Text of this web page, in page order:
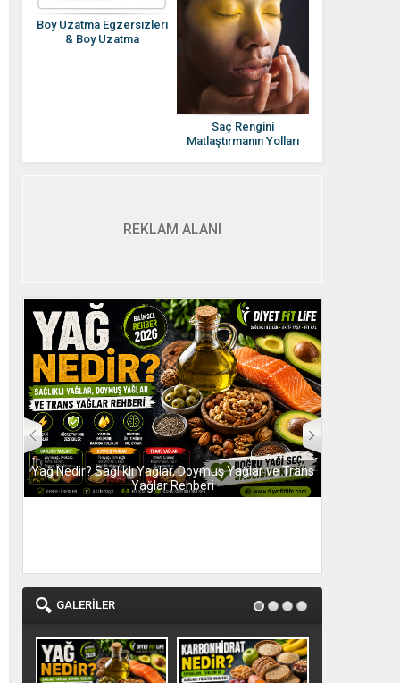
Boy Uzatma Egzersizleri
& Boy Uzatma
Saç Rengini
Matlaştırmanın Yolları
REKLAM ALANI
Yağ Nedir? Sağlıklı Yağlar, Doymuş Yağlar ve Trans
Yağlar Rehberi
GALERİLER